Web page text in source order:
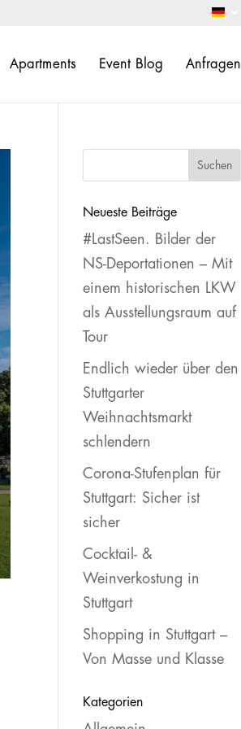
Apartments Event Blog Anfragen
Neueste Beiträge
#LastSeen. Bilder der
NS‐Deportationen – Mit
einem historischen LKW
als Ausstellungsraum auf
Tour
Endlich wieder über den
Stuttgarter
Weihnachtsmarkt
schlendern
Corona-Stufenplan für
Stuttgart: Sicher ist
sicher
Cocktail- &
Weinverkostung in
Stuttgart
Shopping in Stuttgart –
Von Masse und Klasse
Kategorien